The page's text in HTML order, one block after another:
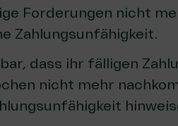
Forderungen nicht
Zahlungsunfähigkeit.
dass ihr fälligen
nicht mehr